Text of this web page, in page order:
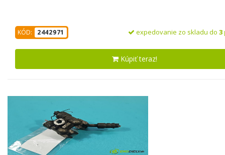
KÓD: 2442971 expedovanie zo skladu do 3
Kúpiť teraz!